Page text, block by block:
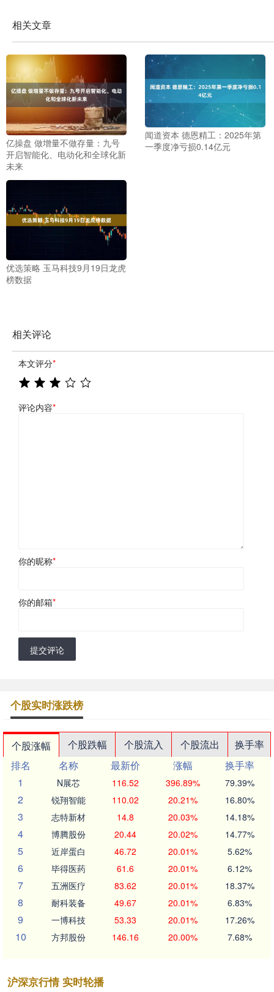
相关文章
亿操盘 做增量不做存量：九号
开启智能化、电动化和全球化新
未来
闻道资本 德恩精工：2025年第
一季度净亏损0.14亿元
优选策略 玉马科技9月19日龙虎
榜数据
相关评论
本文评分*
评论内容*
你的昵称*
你的邮箱*
提交评论
个股实时涨跌榜
个股涨幅 个股跌幅 个股流入 个股流出
换手率
排名
名称 最新价 涨幅
换手率
1
N展芯 116.52 396.89% 79.39%
2 锐翔智能 110.02 20.21% 16.80%
3 志特新材 14.8 20.03% 14.18%
4 博腾股份 20.44 20.02% 14.77%
5 近岸蛋白 46.72 20.01% 5.62%
6 毕得医药 61.6 20.01% 6.12%
7 五洲医疗 83.62 20.01% 18.37%
8 耐科装备 49.67 20.01% 6.83%
9 一博科技 53.33 20.01% 17.26%
10 方邦股份 146.16 20.00% 7.68%
沪深京行情 实时轮播